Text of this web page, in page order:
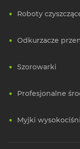
Roboty
Odkurzacze
Szorowarki
Profesjonalne
Myjki